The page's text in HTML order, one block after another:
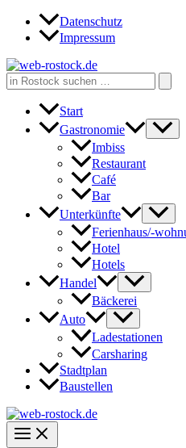
Zum
Inhalt
Datenschutz
Impressum
Search
for:
Start
Gastronomie
Imbiss
Restaurant
Café
Bar
Unterkünfte
Ferienhaus/-
Hotel
Hotels
Handel
Bäckerei
Auto
Ladestationen
Carsharing
Stadtplan
Baustellen